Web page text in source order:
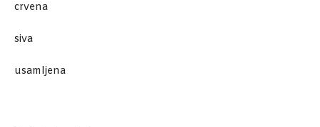
crvena
siva
usamljena